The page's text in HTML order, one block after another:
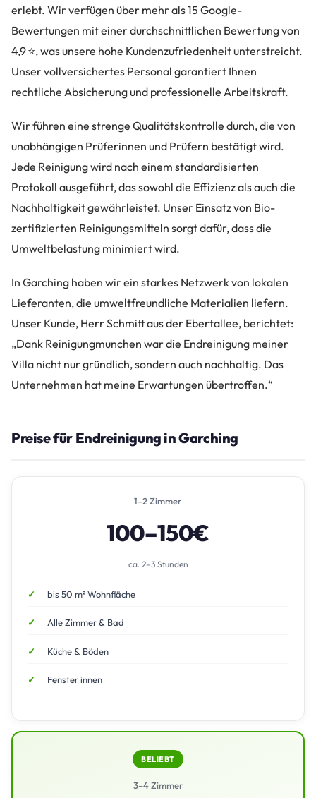
erlebt. Wir verfügen über mehr als 15 Google-
Bewertungen mit einer durchschnittlichen Bewertung von
4,9 ⭐, was unsere hohe Kundenzufriedenheit unterstreicht.
Unser vollversichertes Personal garantiert Ihnen
rechtliche Absicherung und professionelle Arbeitskraft.
Wir führen eine strenge Qualitätskontrolle durch, die von
unabhängigen Prüferinnen und Prüfern bestätigt wird.
Jede Reinigung wird nach einem standardisierten
Protokoll ausgeführt, das sowohl die Effizienz als auch die
Nachhaltigkeit gewährleistet. Unser Einsatz von Bio-
zertifizierten Reinigungsmitteln sorgt dafür, dass die
Umweltbelastung minimiert wird.
In Garching haben wir ein starkes Netzwerk von lokalen
Lieferanten, die umweltfreundliche Materialien liefern.
Unser Kunde, Herr Schmitt aus der Ebertallee, berichtet:
„Dank Reinigungmunchen war die Endreinigung meiner
Villa nicht nur gründlich, sondern auch nachhaltig. Das
Unternehmen hat meine Erwartungen übertroffen.“
Preise für Endreinigung in Garching
1–2 Zimmer
100–150€
ca. 2–3 Stunden
bis 50 m² Wohnfläche
Alle Zimmer & Bad
Küche & Böden
Fenster innen
BELIEBT
3–4 Zimmer